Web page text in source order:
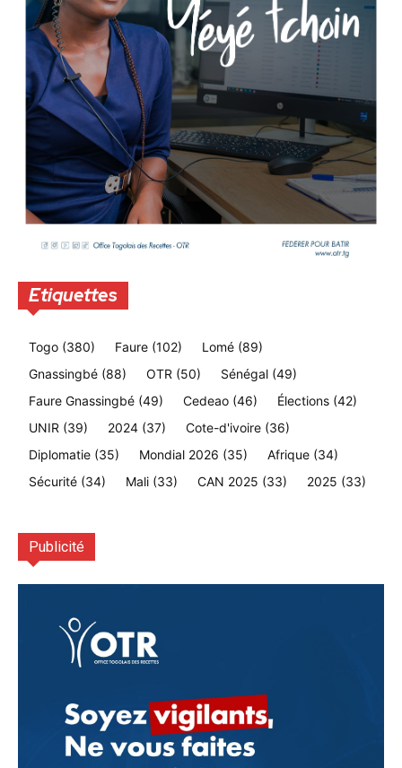
Etiquettes
Togo (380) Faure (102) Lomé (89)
Gnassingbé (88) OTR (50) Sénégal (49)
Faure Gnassingbé (49) Cedeao (46) Élections (42)
UNIR (39) 2024 (37) Cote-d'ivoire (36)
Diplomatie (35) Mondial 2026 (35) Afrique (34)
Sécurité (34) Mali (33) CAN 2025 (33) 2025 (33)
Publicité